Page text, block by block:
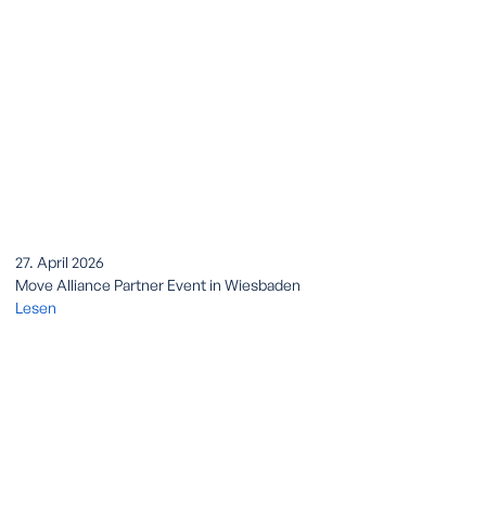
27. April 2026
Move Alliance Partner Event in Wiesbaden
Lesen